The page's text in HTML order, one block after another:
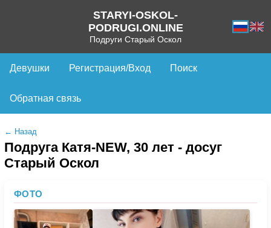
STARYI-OSKOL-
PODRUGI.ONLINE
Подруги Старый Оскол
Девушки Регистрация/Вход Поиск
Обратная связь
← Назад
Подруга Катя-NEW, 30 лет - досуг
Старый Оскол
ФОТО